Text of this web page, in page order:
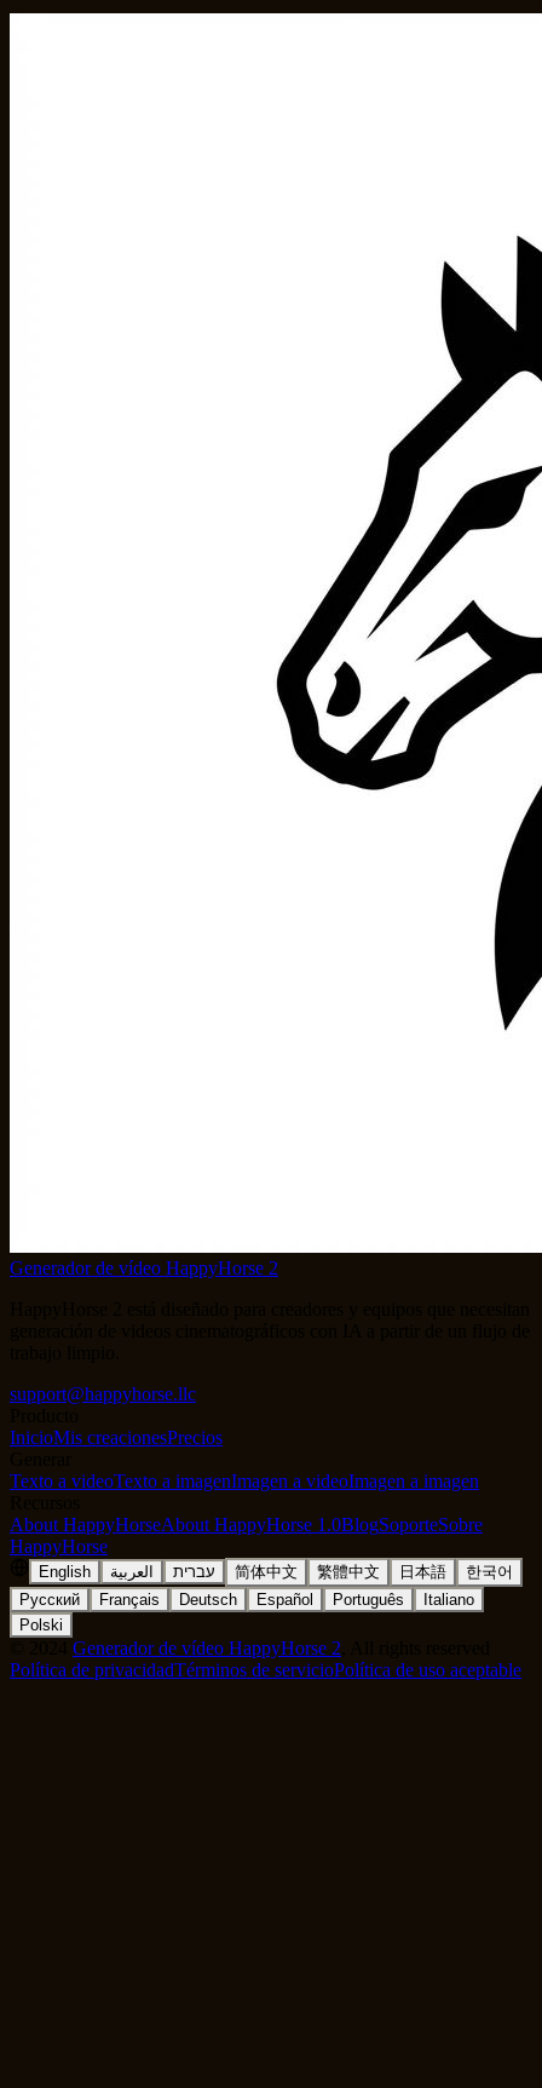
Generador de vídeo HappyHorse 2
support@happyhorse.llc
InicioMis creacionesPrecios
Texto a videoTexto a imagenImagen a videoImagen a imagen
About HappyHorseAbout HappyHorse 1.0BlogSoporteSobre
HappyHorse
English العربية עברית 简体中文 繁體中文 日本語
한국어
Русский
Français Deutsch Español Português
Italiano
Polski
Generador de vídeo HappyHorse 2
Política de privacidadTérminos de servicioPolítica de uso aceptable